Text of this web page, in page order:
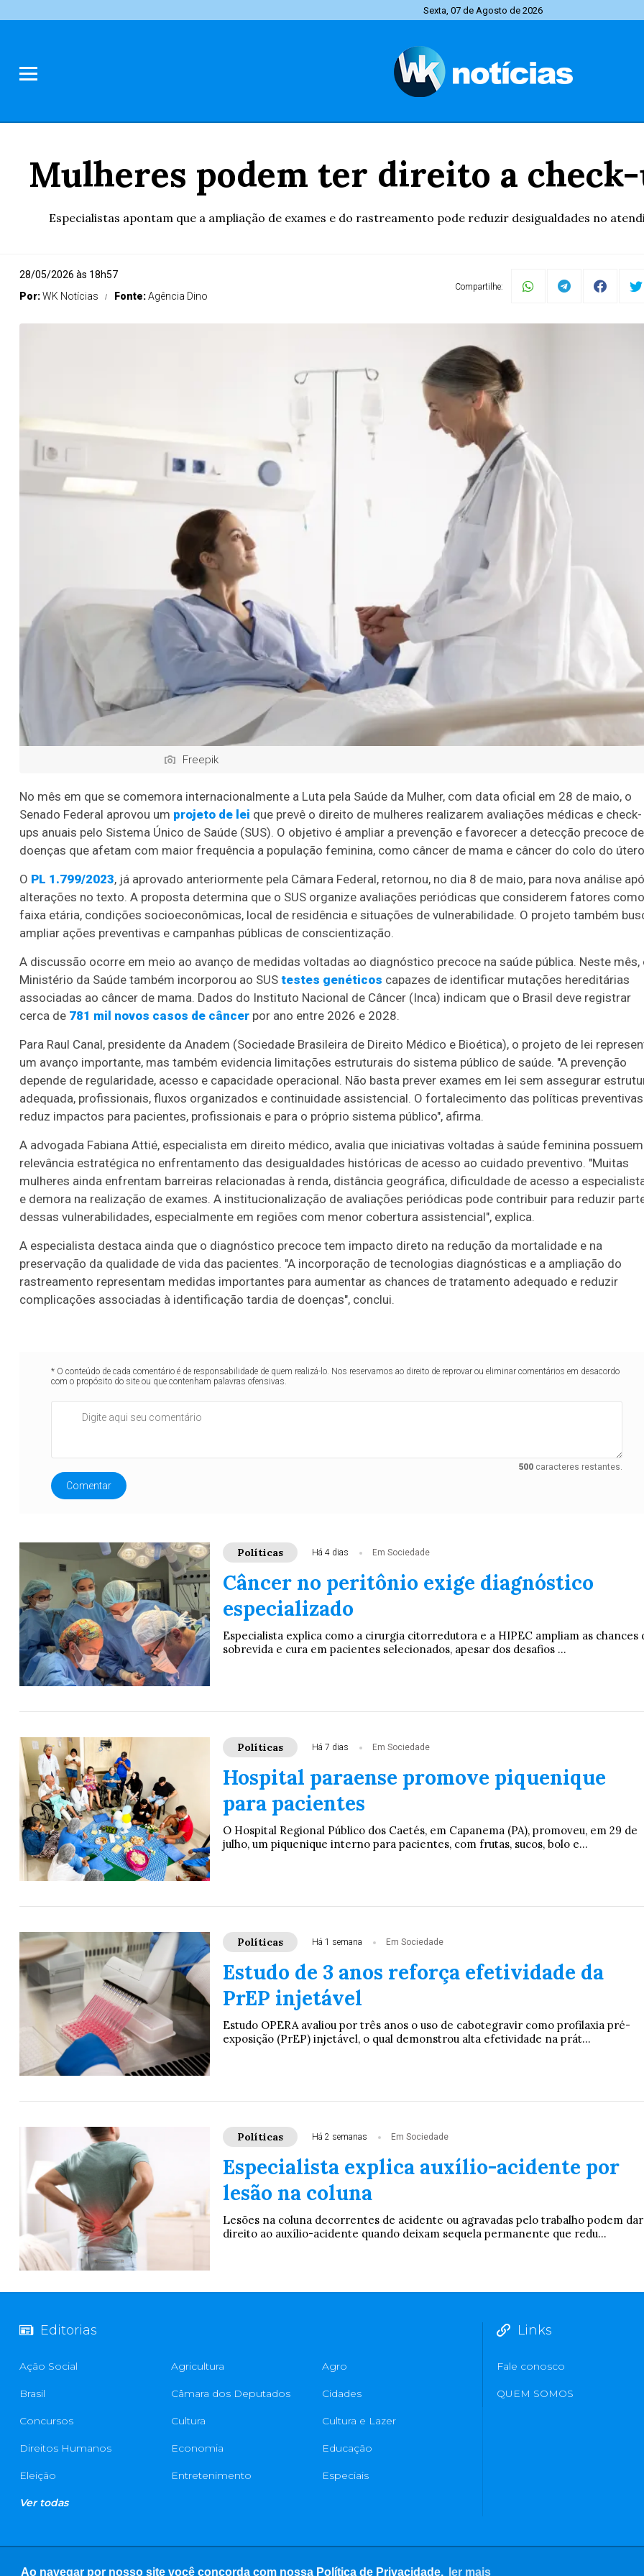
Ao navegar por nosso site você concorda com nossa Política de Privacidade. ler mais
Sexta, 07 de Agosto de 2026
Mulheres podem ter direito a check-
Especialistas apontam que a ampliação de exames e do rastreamento pode reduzir desigualdades no
28/05/2026 às 18h57
Por:WK Notícias Fonte:Agência Dino
Compartilhe:
Freepik
No mês em que se comemora internacionalmente a Luta pela Saúde da Mulher, com data oficial em 28 de maio, o
Senado Federal aprovou um projeto de lei que prevê o direito de mulheres realizarem avaliações médicas e check-
ups anuais pelo Sistema Único de Saúde (SUS). O objetivo é ampliar a prevenção e favorecer a detecção precoce de
doenças que afetam com maior frequência a população feminina, como câncer de mama e câncer do colo do
O PL 1.799/2023, já aprovado anteriormente pela Câmara Federal, retornou, no dia 8 de maio, para nova análise
alterações no texto. A proposta determina que o SUS organize avaliações periódicas que considerem fatores como
faixa etária, condições socioeconômicas, local de residência e situações de vulnerabilidade. O projeto também
ampliar ações preventivas e campanhas públicas de conscientização.
A discussão ocorre em meio ao avanço de medidas voltadas ao diagnóstico precoce na saúde pública. Neste mês,
Ministério da Saúde também incorporou ao SUS testes genéticos capazes de identificar mutações hereditárias
associadas ao câncer de mama. Dados do Instituto Nacional de Câncer (Inca) indicam que o Brasil deve registrar
cerca de 781 mil novos casos de câncer por ano entre 2026 e 2028.
Para Raul Canal, presidente da Anadem (Sociedade Brasileira de Direito Médico e Bioética), o projeto de lei
um avanço importante, mas também evidencia limitações estruturais do sistema público de saúde. "A prevenção
depende de regularidade, acesso e capacidade operacional. Não basta prever exames em lei sem assegurar
adequada, profissionais, fluxos organizados e continuidade assistencial. O fortalecimento das políticas preventivas
reduz impactos para pacientes, profissionais e para o próprio sistema público", afirma.
A advogada Fabiana Attié, especialista em direito médico, avalia que iniciativas voltadas à saúde feminina possuem
relevância estratégica no enfrentamento das desigualdades históricas de acesso ao cuidado preventivo. "Muitas
mulheres ainda enfrentam barreiras relacionadas à renda, distância geográfica, dificuldade de acesso a
e demora na realização de exames. A institucionalização de avaliações periódicas pode contribuir para reduzir
dessas vulnerabilidades, especialmente em regiões com menor cobertura assistencial", explica.
A especialista destaca ainda que o diagnóstico precoce tem impacto direto na redução da mortalidade e na
preservação da qualidade de vida das pacientes. "A incorporação de tecnologias diagnósticas e a ampliação do
rastreamento representam medidas importantes para aumentar as chances de tratamento adequado e reduzir
complicações associadas à identificação tardia de doenças", conclui.
* O conteúdo de cada comentário é de responsabilidade de quem realizá-lo. Nos reservamos ao direito de reprovar ou eliminar comentários em desacordo
com o propósito do site ou que contenham palavras ofensivas.
500caracteres restantes.
Comentar
Políticas Há 4 dias Em Sociedade
Câncer no peritônio exige diagnóstico
especializado
Especialista explica como a cirurgia citorredutora e a HIPEC ampliam as chances
sobrevida e cura em pacientes selecionados, apesar dos desafios ...
Políticas Há 7 dias Em Sociedade
Hospital paraense promove piquenique
para pacientes
O Hospital Regional Público dos Caetés, em Capanema (PA), promoveu, em 29 de
julho, um piquenique interno para pacientes, com frutas, sucos, bolo e...
Políticas Há 1 semana Em Sociedade
Estudo de 3 anos reforça efetividade da
PrEP injetável
Estudo OPERA avaliou por três anos o uso de cabotegravir como profilaxia pré-
exposição (PrEP) injetável, o qual demonstrou alta efetividade na prát...
Políticas Há 2 semanas Em Sociedade
Especialista explica auxílio-acidente por
lesão na coluna
Lesões na coluna decorrentes de acidente ou agravadas pelo trabalho podem dar
direito ao auxílio-acidente quando deixam sequela permanente que redu...
Editorias
Ação Social Agricultura Agro
Brasil Câmara dos Deputados Cidades
Concursos Cultura Cultura e Lazer
Direitos Humanos Economia Educação
Eleição Entretenimento Especiais
Ver todas
Links
Fale conosco
QUEM SOMOS